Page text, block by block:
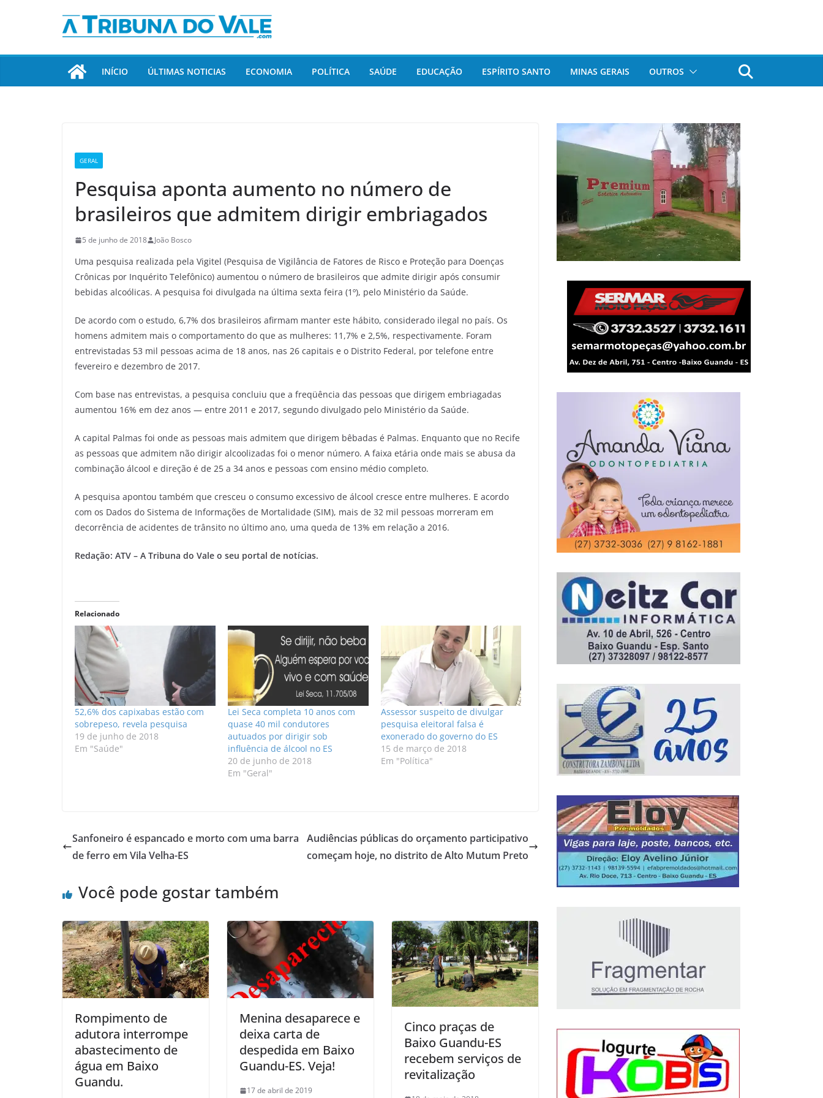
conteúdo
INÍCIO ÚLTIMAS NOTICIAS ECONOMIA POLÍTICA SAÚDE EDUCAÇÃO ESPÍRITO SANTO MINAS GERAIS OUTROS
GERAL
Pesquisa aponta aumento no número de
brasileiros que admitem dirigir embriagados
5 de junho de 2018 João Bosco
Uma pesquisa realizada pela Vigitel (Pesquisa de Vigilância de Fatores de Risco e Proteção para Doenças
Crônicas por Inquérito Telefônico) aumentou o número de brasileiros que admite dirigir após consumir
bebidas alcoólicas. A pesquisa foi divulgada na última sexta feira (1º), pelo Ministério da Saúde.
De acordo com o estudo, 6,7% dos brasileiros afirmam manter este hábito, considerado ilegal no país. Os
homens admitem mais o comportamento do que as mulheres: 11,7% e 2,5%, respectivamente. Foram
entrevistadas 53 mil pessoas acima de 18 anos, nas 26 capitais e o Distrito Federal, por telefone entre
fevereiro e dezembro de 2017.
Com base nas entrevistas, a pesquisa concluiu que a freqüência das pessoas que dirigem embriagadas
aumentou 16% em dez anos — entre 2011 e 2017, segundo divulgado pelo Ministério da Saúde.
A capital Palmas foi onde as pessoas mais admitem que dirigem bêbadas é Palmas. Enquanto que no Recife
as pessoas que admitem não dirigir alcoolizadas foi o menor número. A faixa etária onde mais se abusa da
combinação álcool e direção é de 25 a 34 anos e pessoas com ensino médio completo.
A pesquisa apontou também que cresceu o consumo excessivo de álcool cresce entre mulheres. E acordo
com os Dados do Sistema de Informações de Mortalidade (SIM), mais de 32 mil pessoas morreram em
decorrência de acidentes de trânsito no último ano, uma queda de 13% em relação a 2016.
Redação: ATV – A Tribuna do Vale o seu portal de notícias.
Relacionado
52,6% dos capixabas estão com
sobrepeso, revela pesquisa
19 de junho de 2018
Em "Saúde"
Lei Seca completa 10 anos com
quase 40 mil condutores
autuados por dirigir sob
influência de álcool no ES
20 de junho de 2018
Em "Geral"
Assessor suspeito de divulgar
pesquisa eleitoral falsa é
exonerado do governo do ES
15 de março de 2018
Em "Política"
Sanfoneiro é espancado e morto com uma barra
de ferro em Vila Velha-ES
Audiências públicas do orçamento participativo
começam hoje, no distrito de Alto Mutum Preto
Você pode gostar também
Rompimento de
adutora interrompe
abastecimento de
água em Baixo
Guandu.
Menina desaparece e
deixa carta de
despedida em Baixo
Guandu-ES. Veja!
17 de abril de 2019
Cinco praças de
Baixo Guandu-ES
recebem serviços de
revitalização